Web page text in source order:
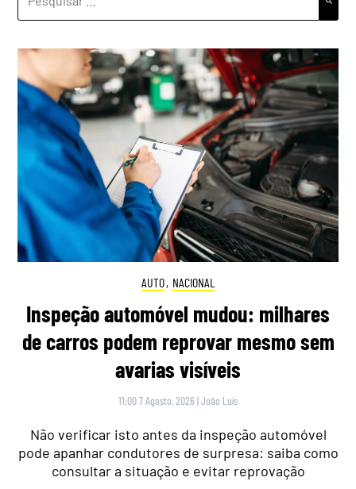
AUTO, NACIONAL
Inspeção automóvel mudou: milhares
de carros podem reprovar mesmo sem
avarias visíveis
11:00 7 Agosto, 2026 |João Luís
Não verificar isto antes da inspeção automóvel
pode apanhar condutores de surpresa: saiba como
consultar a situação e evitar reprovação